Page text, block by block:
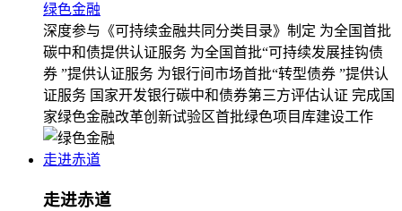
绿色金融
深度参与《可持续金融共同分类目录》制定 为全国首批
碳中和债提供认证服务 为全国首批“可持续发展挂钩债
券 ”提供认证服务 为银行间市场首批“转型债券 ”提供认
证服务 国家开发银行碳中和债券第三方评估认证 完成国
家绿色金融改革创新试验区首批绿色项目库建设工作
走进赤道
走进赤道